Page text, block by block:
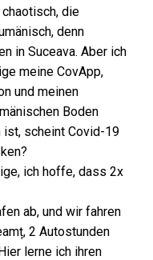
die
denn
in Suceava. Aber ich
meine CovApp,
und meinen
Boden
ist, scheint Covid-19
ich hoffe, dass 2x
ab, und wir fahren
2 Autostunden
lerne ich ihren